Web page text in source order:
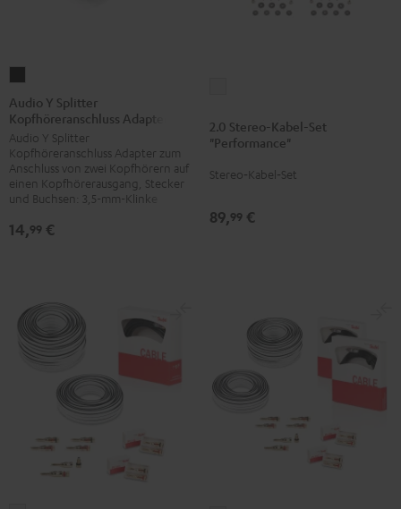
Y
Splitter
Kopfhöreranschluss
Adapter
Schwarz
Audio Y Splitter
Kopfhöreranschluss Adapter
Audio Y Splitter
Kopfhöreranschluss Adapter zum
Anschluss von zwei Kopfhörern auf
einen Kopfhörerausgang, Stecker
und Buchsen: 3,5-mm-Klinke
14,99 €
Kabel-
Set
"Performance"
2.0 Stereo-Kabel-Set
"Performance"
Stereo‑Kabel‑Set
89,99 €